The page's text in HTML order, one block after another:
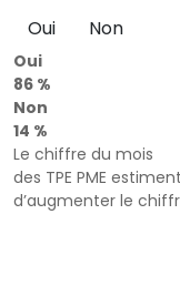
Oui Non
Oui
86 %
Non
14 %
Le chiffre du mois
des TPE PME
d’augmenter le